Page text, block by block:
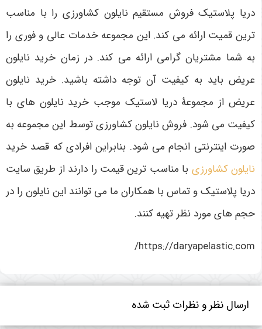
دریا پلاستیک فروش مستقیم نایلون کشاورزی را با مناسب
ترین قمیت ارائه می کند. این مجموعه خدمات عالی و فوری را
به شما مشتریان گرامی ارائه می کند. در زمان خرید نایلون
عریض باید به کیفیت آن توجه داشته باشید. خرید نایلون
عریض از مجموعۀ دریا لاستیک موجب خرید نایلون های با
کیفیت می شود. فروش نایلون کشاورزی توسط این مجموعه به
صورت اینترنتی انجام می شود. بنابراین افرادی که قصد خرید
نایلون کشاورزی با مناسب ترین قیمت را دارند از طریق سایت
دریا پلاستیک و تماس با همکاران ما می توانند این نایلون را در
حجم های مورد نظر تهیه کنند.
https://daryapelastic.com/
ارسال نظر و نظرات ثبت شده